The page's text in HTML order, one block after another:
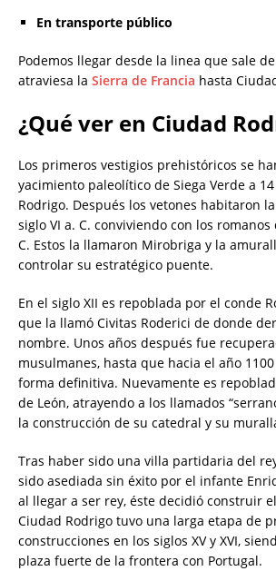
En transporte público
Podemos llegar desde la linea que sale
atraviesa la Sierra de Francia hasta
¿Qué ver en Ciudad
Los primeros vestigios prehistóricos se
yacimiento paleolítico de Siega Verde a
Rodrigo. Después los vetones habitaron
siglo VI a. C. conviviendo con los romanos
C. Estos la llamaron Mirobriga y la
controlar su estratégico puente.
En el siglo XII es repoblada por el conde
que la llamó Civitas Roderici de donde
nombre. Unos años después fue
musulmanes, hasta que hacia el año
forma definitiva. Nuevamente es
de León, atrayendo a los llamados
la construcción de su catedral y su
Tras haber sido una villa partidaria del
sido asediada sin éxito por el infante
al llegar a ser rey, éste decidió construir el
Ciudad Rodrigo tuvo una larga etapa de
construcciones en los siglos XV y XVI,
plaza fuerte de la frontera con Portugal.